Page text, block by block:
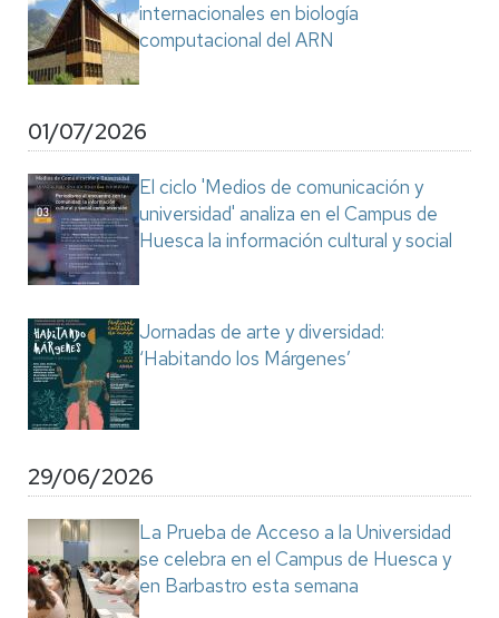
internacionales en biología
computacional del ARN
01/07/2026
El ciclo 'Medios de comunicación y
universidad' analiza en el Campus de
Huesca la información cultural y social
Jornadas de arte y diversidad:
‘Habitando los Márgenes’
29/06/2026
La Prueba de Acceso a la Universidad
se celebra en el Campus de Huesca y
en Barbastro esta semana